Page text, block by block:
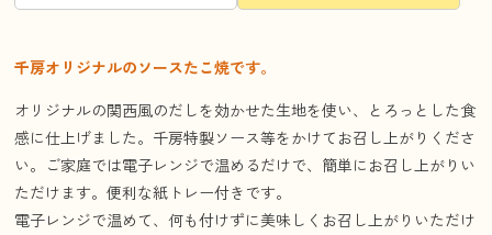
千房オリジナルのソースたこ焼です。
オリジナルの関西風のだしを効かせた生地を使い、とろっとした食
感に仕上げました。千房特製ソース等をかけてお召し上がりくださ
い。ご家庭では電子レンジで温めるだけで、簡単にお召し上がりい
ただけます。便利な紙トレー付きです。
電子レンジで温めて、何も付けずに美味しくお召し上がりいただけ